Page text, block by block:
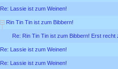
Re: Lassie ist zum Weinen!
Rin Tin Tin ist zum Bibbern!
Re: Rin Tin Tin ist zum Bibbern! Erst recht
Re: Lassie ist zum Weinen!
Re: Lassie ist zum Weinen!